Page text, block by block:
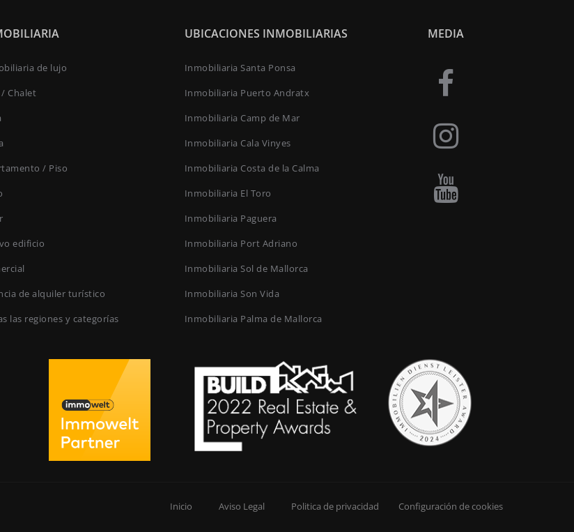
de lujo
Chalet
/ Piso
edificio
de alquiler turístico
las regiones y categorías
UBICACIONES INMOBILIARIAS
Inmobiliaria Santa Ponsa
Inmobiliaria Puerto Andratx
Inmobiliaria Camp de Mar
Inmobiliaria Cala Vinyes
Inmobiliaria Costa de la Calma
Inmobiliaria El Toro
Inmobiliaria Paguera
Inmobiliaria Port Adriano
Inmobiliaria Sol de Mallorca
Inmobiliaria Son Vida
Inmobiliaria Palma de Mallorca
MEDIA
Inicio Aviso Legal Politica de privacidad Configuración de cookies